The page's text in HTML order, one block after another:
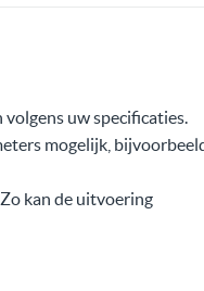
uw specificaties.
mogelijk,
kan de uitvoering